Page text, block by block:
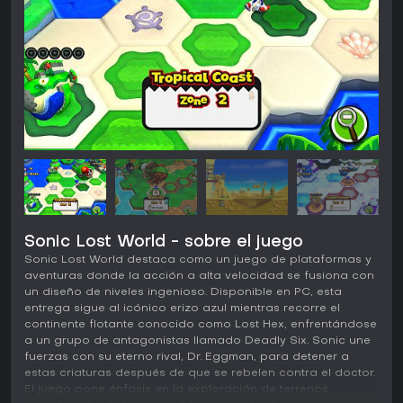
Sonic Lost World - sobre el juego
Sonic Lost World destaca como un juego de plataformas y
aventuras donde la acción a alta velocidad se fusiona con
un diseño de niveles ingenioso. Disponible en PC, esta
entrega sigue al icónico erizo azul mientras recorre el
continente flotante conocido como Lost Hex, enfrentándose
a un grupo de antagonistas llamado Deadly Six. Sonic une
fuerzas con su eterno rival, Dr. Eggman, para detener a
estas criaturas después de que se rebelen contra el doctor.
El juego pone énfasis en la exploración de terrenos